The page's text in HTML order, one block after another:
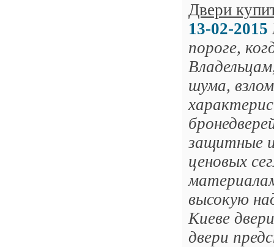
Двери
13-02-2015
пороге,
шума,
защитные
ценовых
высокую
Киеве
двери